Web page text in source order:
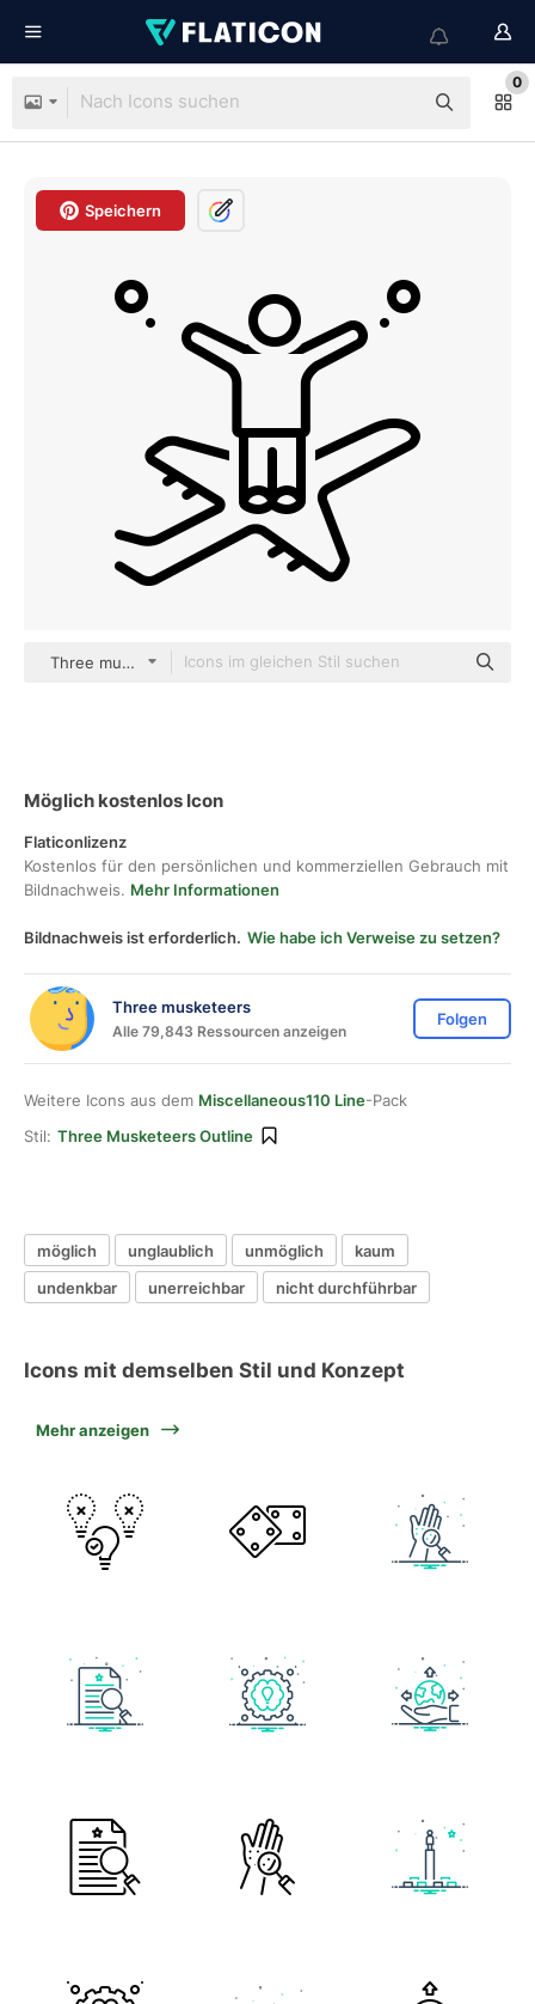
0
Speichern
Three musketeers outline
Möglich kostenlos Icon
Flaticonlizenz
Kostenlos für den persönlichen und kommerziellen Gebrauch mit
Bildnachweis. Mehr Informationen
Bildnachweis ist erforderlich. Wie habe ich Verweise zu setzen?
Three musketeers
Alle 79,843 Ressourcen anzeigen
Folgen
Weitere Icons aus dem Miscellaneous110 Line-Pack
Stil: Three Musketeers Outline
möglich unglaublich unmöglich
kaum
undenkbar
unerreichbar nicht durchführbar
Icons mit demselben Stil und Konzept
Mehr anzeigen